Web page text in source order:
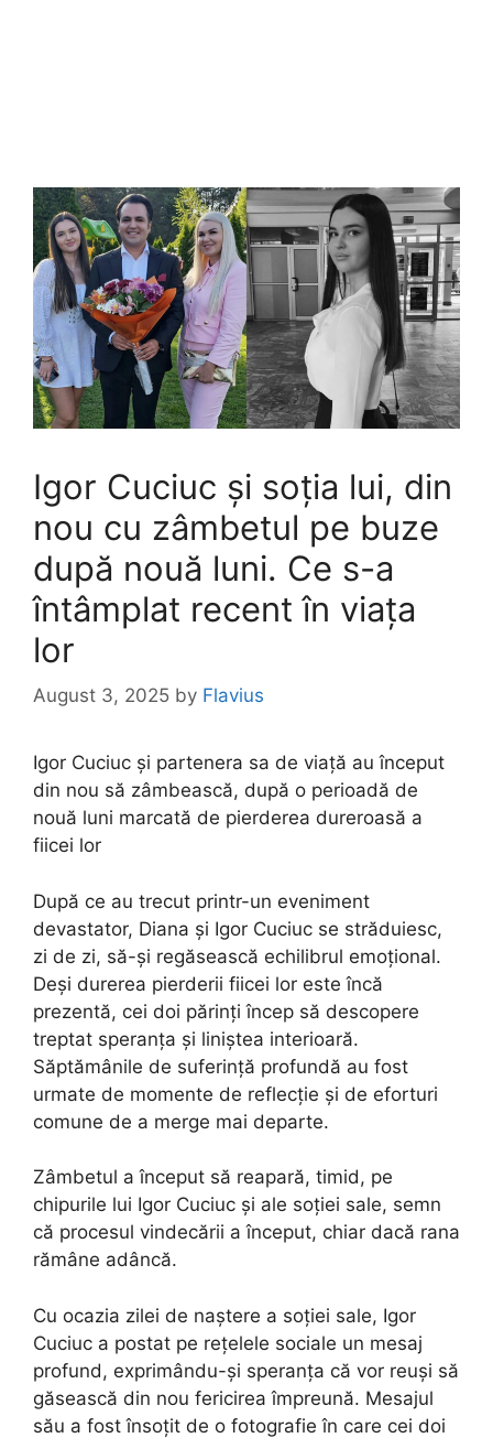
Igor Cuciuc și soția lui, din
nou cu zâmbetul pe buze
după nouă luni. Ce s-a
întâmplat recent în viața
lor
August 3, 2025 by Flavius
Igor Cuciuc și partenera sa de viață au început
din nou să zâmbească, după o perioadă de
nouă luni marcată de pierderea dureroasă a
fiicei lor
După ce au trecut printr-un eveniment
devastator, Diana și Igor Cuciuc se străduiesc,
zi de zi, să-și regăsească echilibrul emoțional.
Deși durerea pierderii fiicei lor este încă
prezentă, cei doi părinți încep să descopere
treptat speranța și liniștea interioară.
Săptămânile de suferință profundă au fost
urmate de momente de reflecție și de eforturi
comune de a merge mai departe.
Zâmbetul a început să reapară, timid, pe
chipurile lui Igor Cuciuc și ale soției sale, semn
că procesul vindecării a început, chiar dacă rana
rămâne adâncă.
Cu ocazia zilei de naștere a soției sale, Igor
Cuciuc a postat pe rețelele sociale un mesaj
profund, exprimându-și speranța că vor reuși să
găsească din nou fericirea împreună. Mesajul
său a fost însoțit de o fotografie în care cei doi